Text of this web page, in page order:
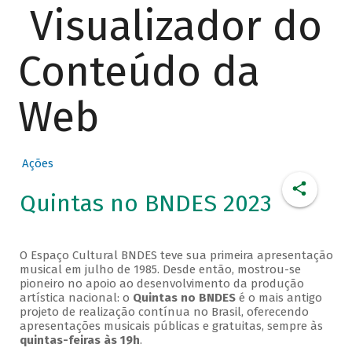
Visualizador do
Conteúdo da
Web
Ações
Quintas no BNDES 2023
O Espaço Cultural BNDES teve sua primeira apresentação
musical em julho de 1985. Desde então, mostrou-se
pioneiro no apoio ao desenvolvimento da produção
artística nacional: o Quintas no BNDESé o mais antigo
projeto de realização contínua no Brasil, oferecendo
apresentações musicais públicas e gratuitas, sempre às
quintas-feiras às 19h.